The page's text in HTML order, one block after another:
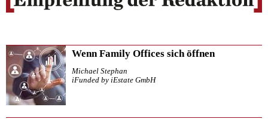
Wenn Family Offices sich öffnen
Michael Stephan
iFunded by iEstate GmbH